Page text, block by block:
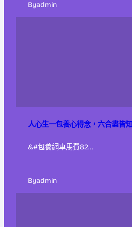
Byadmin
人心生一包養心得念，六合盡皆知
&#包養網車馬費82…
Byadmin